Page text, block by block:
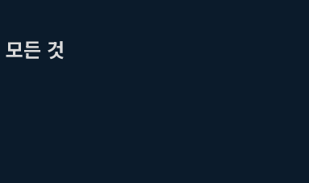
든 것